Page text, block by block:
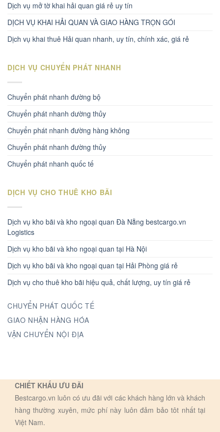
Dịch vụ mở tờ khai hải quan giá rẻ uy tín
DỊCH VỤ KHAI HẢI QUAN VÀ GIAO HÀNG TRỌN GÓI
Dịch vụ khai thuê Hải quan nhanh, uy tín, chính xác, giá rẻ
DỊCH VỤ CHUYỂN PHÁT NHANH
Chuyển phát nhanh đường bộ
Chuyển phát nhanh dường thủy
Chuyển phát nhanh đường hàng không
Chuyển phát nhanh đường thủy
Chuyển phát nhanh quốc tế
DỊCH VỤ CHO THUÊ KHO BÃI
Dịch vụ kho bãi và kho ngoại quan Đà Nẵng bestcargo.vn
Logistics
Dịch vụ kho bãi và kho ngoại quan tại Hà Nội
Dịch vụ kho bãi và kho ngoại quan tại Hải Phòng giá rẻ
Dịch vụ cho thuê kho bãi hiệu quả, chất lượng, uy tín giá rẻ
CHUYỂN PHÁT QUỐC TẾ
GIAO NHẬN HÀNG HÓA
VẬN CHUYỂN NỘI ĐỊA
CHIẾT KHẤU ƯU ĐÃI
Bestcargo.vn luôn có ưu đãi với các khách hàng lớn và khách
hàng thường xuyên, mức phí này luôn đảm bảo tôt nhất tại
Việt Nam.